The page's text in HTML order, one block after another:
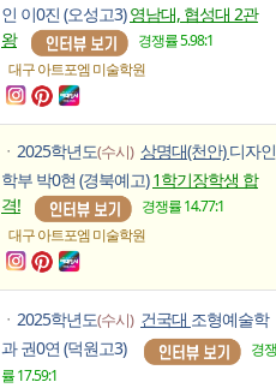
인 이0진 (오성고3)영남대, 협성대 2관
왕
경쟁률 5.98:1
대구 아트포엠미술학원
ㆍ 2025학년도(수시) 상명대(천안)디자인
학부 박0현 (경북예고)1학기장학생 합
격!
경쟁률 14.77:1
대구 아트포엠미술학원
ㆍ 2025학년도(수시) 건국대 조형예술학
과 권0연 (덕원고3)
경쟁
률 17.59:1